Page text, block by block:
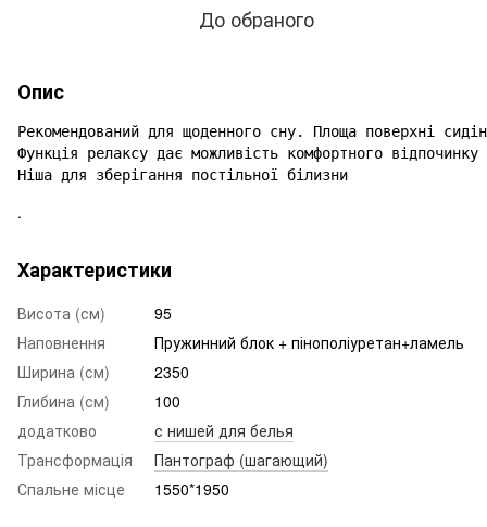
До обраного
Опис
Рекомендований для щоденного сну. Площа поверхні
Функція релаксу дає можливість комфортного відпочинку
Ніша для зберігання постільної білизни
.
Характеристики
Висота (см)
95
Наповнення
Пружинний блок + пінополіуретан+ламель
Ширина (см)
2350
Глибина (см)
100
додатково
с нишей для белья
Трансформація
Пантограф (шагающий)
Спальне місце
1550*1950